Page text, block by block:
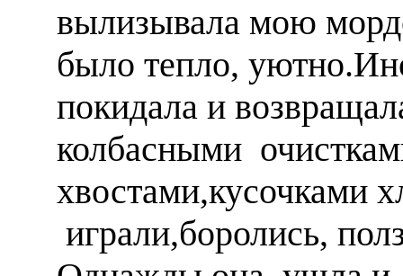
вылизывала мою
было тепло,
покидала и
колбасными
играли,боролись,